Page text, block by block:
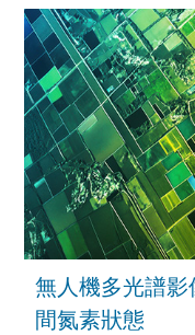
無人機多光譜
間氮素狀態